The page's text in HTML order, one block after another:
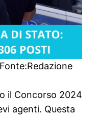
il Concorso 2024
agenti. Questa